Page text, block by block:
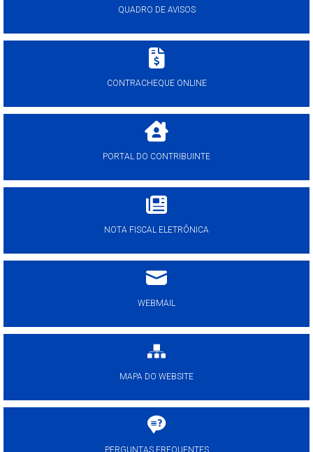
QUADRO DE AVISOS
CONTRACHEQUE ONLINE
PORTAL DO CONTRIBUINTE
NOTA FISCAL ELETRÔNICA
WEBMAIL
MAPA DO WEBSITE
PERGUNTAS FREQUENTES